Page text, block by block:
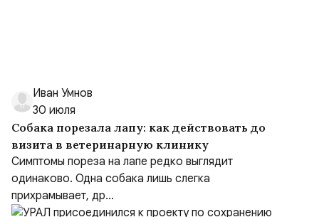
Иван Умнов
30 июля
Собака порезала лапу: как действовать до
визита в ветеринарную клинику
Симптомы пореза на лапе редко выглядит
одинаково. Одна собака лишь слегка
прихрамывает, др...